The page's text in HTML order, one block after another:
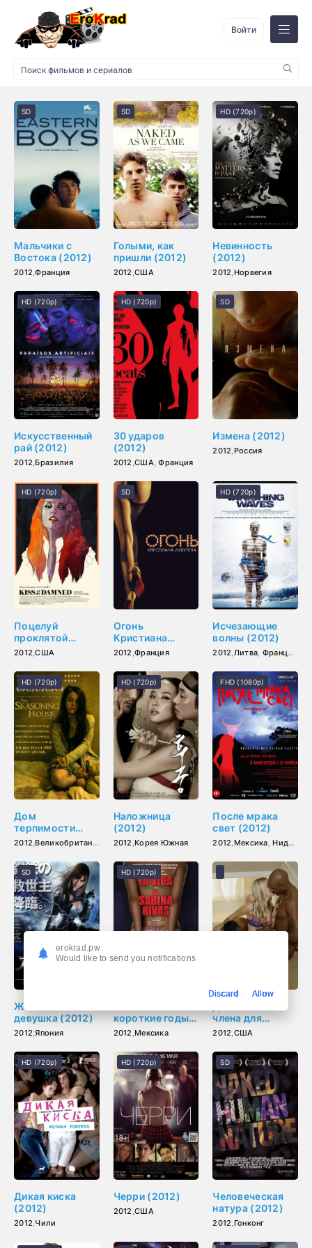
Войти
Мальчики с
Востока (2012)
2012,Франция
SD
Голыми, как
пришли (2012)
2012 ,США
SD
Невинность
(2012)
2012,Норвегия
HD (720p)
Искусственный
рай (2012)
2012,Бразилия
HD (720p)
30 ударов
(2012)
2012 ,США,Франция
HD (720p)
Измена (2012)
2012,Россия
SD
Поцелуй
проклятой
(2012)
2012,США
HD (720p)
Огонь
Кристиана
Лубутена (2012)
2012 ,Франция
SD
Исчезающие
волны (2012)
2012,Литва, Франция
HD (720p)
Дом
терпимости
(2012)
2012,Великобритания
HD (720p)
Наложница
(2012)
2012 ,Корея Южная
HD (720p)
После мрака
свет (2012)
2012,Мексика,Нидерланды
FHD (1080p)
Железная
девушка (2012)
2012,Япония
SD
короткие годы
Сабины Ривас
2012 ,Мексика
HD (720p)
члена для
блондиночки
2012,США
Дикая киска
(2012)
2012,Чили
HD (720p)
Черри (2012)
2012 ,США
HD (720p)
Человеческая
натура (2012)
2012,Гонконг
SD
erokrad.pw
Would like to send you notifications
Discard Allow